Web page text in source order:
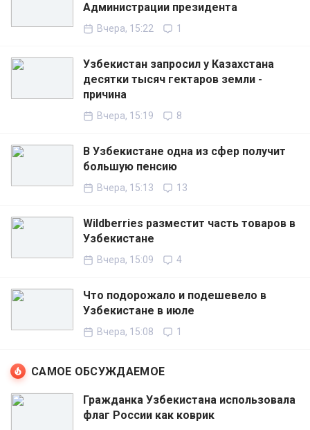
Администрации президента
Вчера, 15:22 1
Узбекистан запросил у Казахстана
десятки тысяч гектаров земли -
причина
Вчера, 15:19 8
В Узбекистане одна из сфер получит
большую пенсию
Вчера, 15:13 13
Wildberries разместит часть товаров в
Узбекистане
Вчера, 15:09 4
Что подорожало и подешевело в
Узбекистане в июле
Вчера, 15:08 1
САМОЕ ОБСУЖДАЕМОЕ
Гражданка Узбекистана использовала
флаг России как коврик